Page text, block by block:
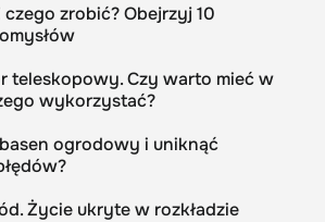
zrobić? Obejrzyj 10
teleskopowy. Czy warto mieć w
wykorzystać?
ogrodowy i uniknąć
Życie ukryte w rozkładzie